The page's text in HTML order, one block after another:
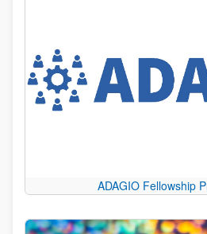
ADAGIO Fellowship